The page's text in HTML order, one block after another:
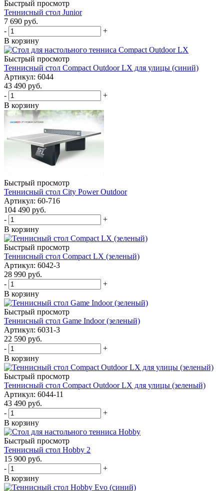
Быстрый просмотр
Теннисный стол Junior
7 690 руб.
-
+
В корзину
Быстрый просмотр
Теннисный стол Compact Outdoor LX для улицы (синий)
Артикул: 6044
43 490 руб.
-
+
В корзину
Быстрый просмотр
Теннисный стол City Power Outdoor
Артикул: 60-716
104 490 руб.
-
+
В корзину
Быстрый просмотр
Теннисный стол Compact LX (зеленый)
Артикул: 6042-3
28 990 руб.
-
+
В корзину
Быстрый просмотр
Теннисный стол Game Indoor (зеленый)
Артикул: 6031-3
22 590 руб.
-
+
В корзину
Быстрый просмотр
Теннисный стол Compact Outdoor LX для улицы (зеленый)
Артикул: 6044-11
43 490 руб.
-
+
В корзину
Быстрый просмотр
Теннисный стол Hobby 2
15 900 руб.
-
+
В корзину